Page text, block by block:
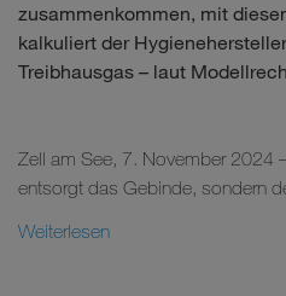
zusammenkommen, mit
kalkuliert der
Treibhausgas – laut
Zell am See, 7. November 2024
entsorgt das Gebinde, sondern
Weiterlesen